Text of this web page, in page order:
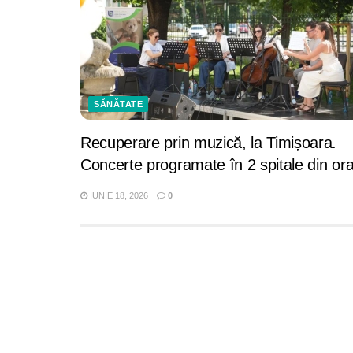
SĂNĂTATE
Recuperare prin muzică, la Timișoara.
Concerte programate în 2 spitale din
IUNIE 18, 2026 0